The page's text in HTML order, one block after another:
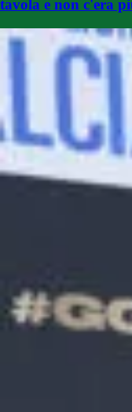
tavola e non c'era